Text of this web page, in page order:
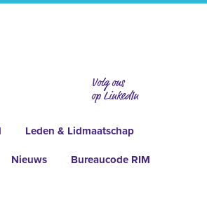
Volg ons
op LinkedIn
Leden & Lidmaatschap
Nieuws Bureaucode RIM
please try again or contact